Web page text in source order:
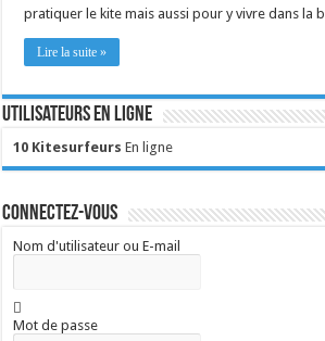
pratiquer le kite mais aussi pour y vivre dans la
Lire la suite »
Utilisateurs en ligne
10 Kitesurfeurs En ligne
Connectez-vous
Nom d'utilisateur ou E-mail
Mot de passe